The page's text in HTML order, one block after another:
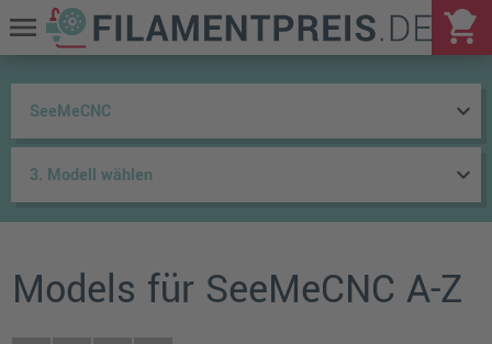
menu shopping_cart
keyboard_arrow_down
keyboard_arrow_down
Models für SeeMeCNC A-Z